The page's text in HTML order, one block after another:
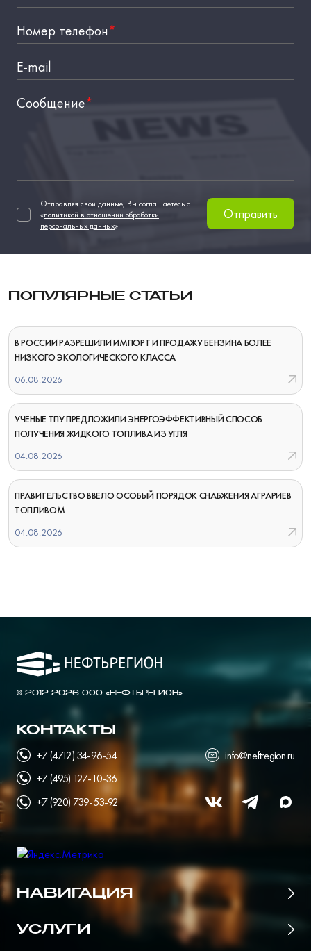
Номер телефон*
E-mail
Сообщение*
Отправляя свои данные, Вы соглашаетесь с
«политикой в отношении обработки
персональных данных»
Отправить
ПОПУЛЯРНЫЕ СТАТЬИ
В РОССИИ РАЗРЕШИЛИ ИМПОРТ И ПРОДАЖУ БЕНЗИНА БОЛЕЕ
НИЗКОГО ЭКОЛОГИЧЕСКОГО КЛАССА
06.08.2026
УЧЕНЫЕ ТПУ ПРЕДЛОЖИЛИ ЭНЕРГОЭФФЕКТИВНЫЙ СПОСОБ
ПОЛУЧЕНИЯ ЖИДКОГО ТОПЛИВА ИЗ УГЛЯ
04.08.2026
ПРАВИТЕЛЬСТВО ВВЕЛО ОСОБЫЙ ПОРЯДОК СНАБЖЕНИЯ АГРАРИЕВ
ТОПЛИВОМ
04.08.2026
© 2012-2026 ООО «НЕФТЬРЕГИОН»
НАВИГАЦИЯ
УСЛУГИ
КОНТАКТЫ
+7 (4712) 34-96-54
+7 (495) 127-10-36
+7 (920) 739-53-92
info@neftregion.ru